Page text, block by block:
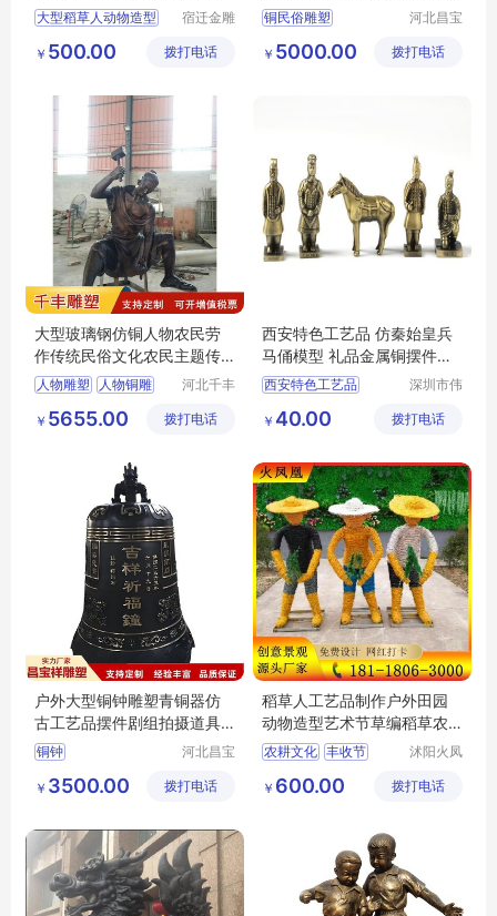
塑定制
大型稻草人动物造型
宿迁金雕
公司
￥ 500.00 拨打电话
人物铸铜摆件
铜民俗雕塑
河北昌宝
艺品制造
￥ 5000.00 拨打电话
大型玻璃钢仿铜人物农民劳
作传统民俗文化农民主题传
播文化雕塑
人物雕塑 人物铜雕
河北千丰
品制造有
￥ 5655.00 拨打电话
西安特色工艺品 仿秦始皇兵
马俑模型 礼品金属铜摆件旅
游纪念品
西安特色工艺品
礼品金属铜摆件
深圳市伟
品有限公
￥ 40.00 拨打电话
户外大型铜钟雕塑青铜器仿
古工艺品摆件剧组拍摄道具
寺庙专用撞钟
铜钟
河北昌宝
艺品制造
￥ 3500.00 拨打电话
稻草人工艺品制作户外田园
动物造型艺术节草编稻草农
耕文化
农耕文化 丰收节
沭阳火凤
有限公司
￥ 600.00 拨打电话